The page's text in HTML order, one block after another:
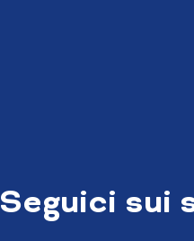
Seguici sui